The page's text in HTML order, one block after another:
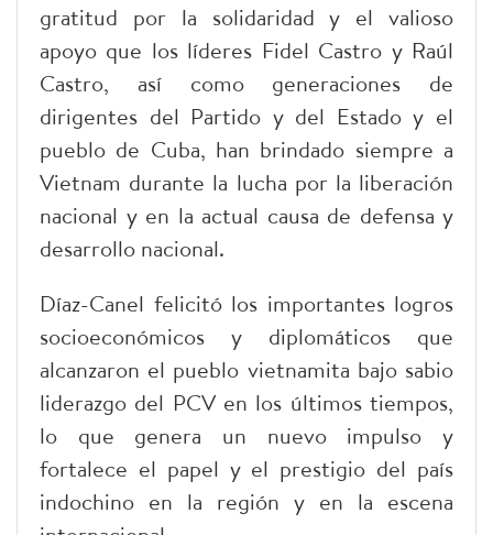
gratitud por la solidaridad y el valioso
apoyo que los líderes Fidel Castro y Raúl
Castro, así como generaciones de
dirigentes del Partido y del Estado y el
pueblo de Cuba, han brindado siempre a
Vietnam durante la lucha por la liberación
nacional y en la actual causa de defensa y
desarrollo nacional.
Díaz-Canel felicitó los importantes logros
socioeconómicos y diplomáticos que
alcanzaron el pueblo vietnamita bajo sabio
liderazgo del PCV en los últimos tiempos,
lo que genera un nuevo impulso y
fortalece el papel y el prestigio del país
indochino en la región y en la escena